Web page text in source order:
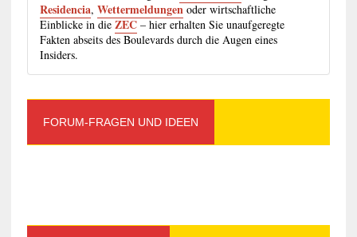
Residencia, Wettermeldungenoder wirtschaftliche
Einblicke in die ZEC– hier erhalten Sie unaufgeregte
Fakten abseits des Boulevards durch die Augen eines
Insiders.
FORUM-FRAGEN UND IDEEN